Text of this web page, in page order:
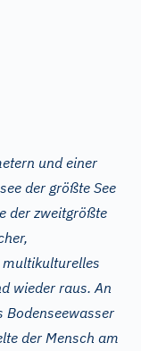
und einer
der größte See
der zweitgrößte
multikulturelles
wieder raus. An
Bodenseewasser
der Mensch am